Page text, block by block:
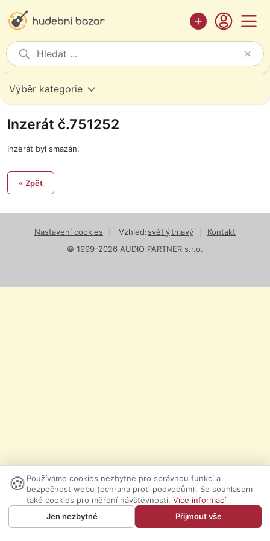
Výběr kategorie
Inzerát č.751252
Inzerát byl smazán.
« Zpět
Nastavení cookies Vzhled:světlýtmavý
Kontakt
© 1999-2026 AUDIO PARTNER s.r.o.
🍪 Používáme cookies nezbytné pro správnou funkci a
bezpečnost webu (ochrana proti podvodům). Se souhlasem
také cookies pro měření návštěvnosti. Více informací
Jen nezbytné
Přijmout vše